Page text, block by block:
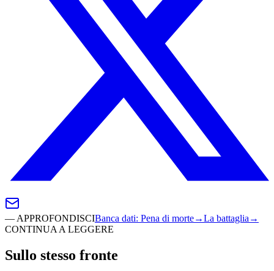
— APPROFONDISCIBanca dati: Pena di morte→La battaglia →
CONTINUA A LEGGERE
Sullo stesso fronte